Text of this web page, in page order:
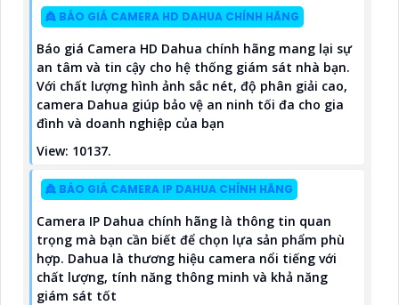
👸 BÁO GIÁ CAMERA HD DAHUA CHÍNH HÃNG
Báo giá Camera HD Dahua chính hãng mang lại sự
an tâm và tin cậy cho hệ thống giám sát nhà bạn.
Với chất lượng hình ảnh sắc nét, độ phân giải cao,
camera Dahua giúp bảo vệ an ninh tối đa cho gia
đình và doanh nghiệp của bạn
View: 10137.
👸 BÁO GIÁ CAMERA IP DAHUA CHÍNH HÃNG
Camera IP Dahua chính hãng là thông tin quan
trọng mà bạn cần biết để chọn lựa sản phẩm phù
hợp. Dahua là thương hiệu camera nổi tiếng với
chất lượng, tính năng thông minh và khả năng
giám sát tốt